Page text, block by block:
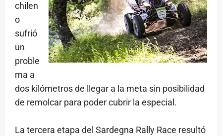
chilen
o
sufrió
un
proble
ma a
dos kilómetros de llegar a la meta sin posibilidad
de remolcar para poder cubrir la especial.
La tercera etapa del Sardegna Rally Race resultó